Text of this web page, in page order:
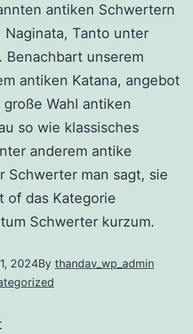
antiken Schwertern
Naginata, Tanto unter
Benachbart unserem
antiken Katana, angebot
Wahl antiken
so wie klassisches
anderem antike
Schwerter man sagt, sie
of das Kategorie
Schwerter kurzum.
2024By thandav_wp_admin